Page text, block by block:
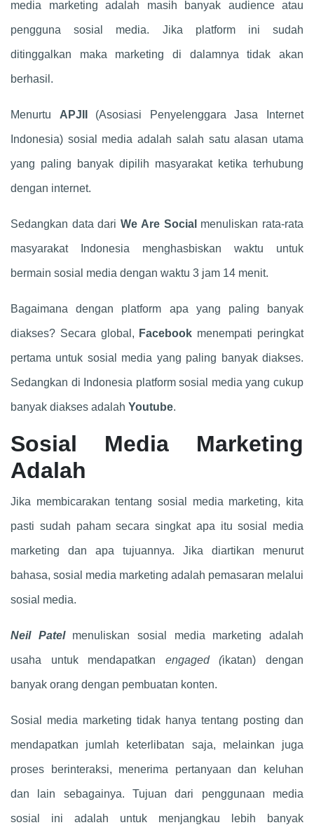
media marketing adalah masih banyak audience atau
pengguna sosial media. Jika platform ini sudah
ditinggalkan maka marketing di dalamnya tidak akan
berhasil.
Menurtu APJII (Asosiasi Penyelenggara Jasa Internet
Indonesia) sosial media adalah salah satu alasan utama
yang paling banyak dipilih masyarakat ketika terhubung
dengan internet.
Sedangkan data dariWe Are Social menuliskan rata-rata
masyarakat Indonesia menghasbiskan waktu untuk
bermain sosial media dengan waktu 3 jam 14 menit.
Bagaimana dengan platform apa yang paling banyak
diakses? Secara global, Facebook menempati peringkat
pertama untuk sosial media yang paling banyak diakses.
Sedangkan di Indonesia platform sosial media yang cukup
banyak diakses adalah Youtube.
Sosial Media Marketing
Adalah
Jika membicarakan tentang sosial media marketing, kita
pasti sudah paham secara singkat apa itu sosial media
marketing dan apa tujuannya. Jika diartikan menurut
bahasa, sosial media marketing adalah pemasaran melalui
sosial media.
Neil Patel menuliskan sosial media marketing adalah
usaha untuk mendapatkan engaged (ikatan) dengan
banyak orang dengan pembuatan konten.
Sosial media marketing tidak hanya tentang posting dan
mendapatkan jumlah keterlibatan saja, melainkan juga
proses berinteraksi, menerima pertanyaan dan keluhan
dan lain sebagainya. Tujuan dari penggunaan media
sosial ini adalah untuk menjangkau lebih banyak